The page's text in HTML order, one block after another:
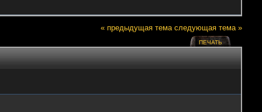
« предыдущая тема следующая тема »
ПЕЧАТЬ